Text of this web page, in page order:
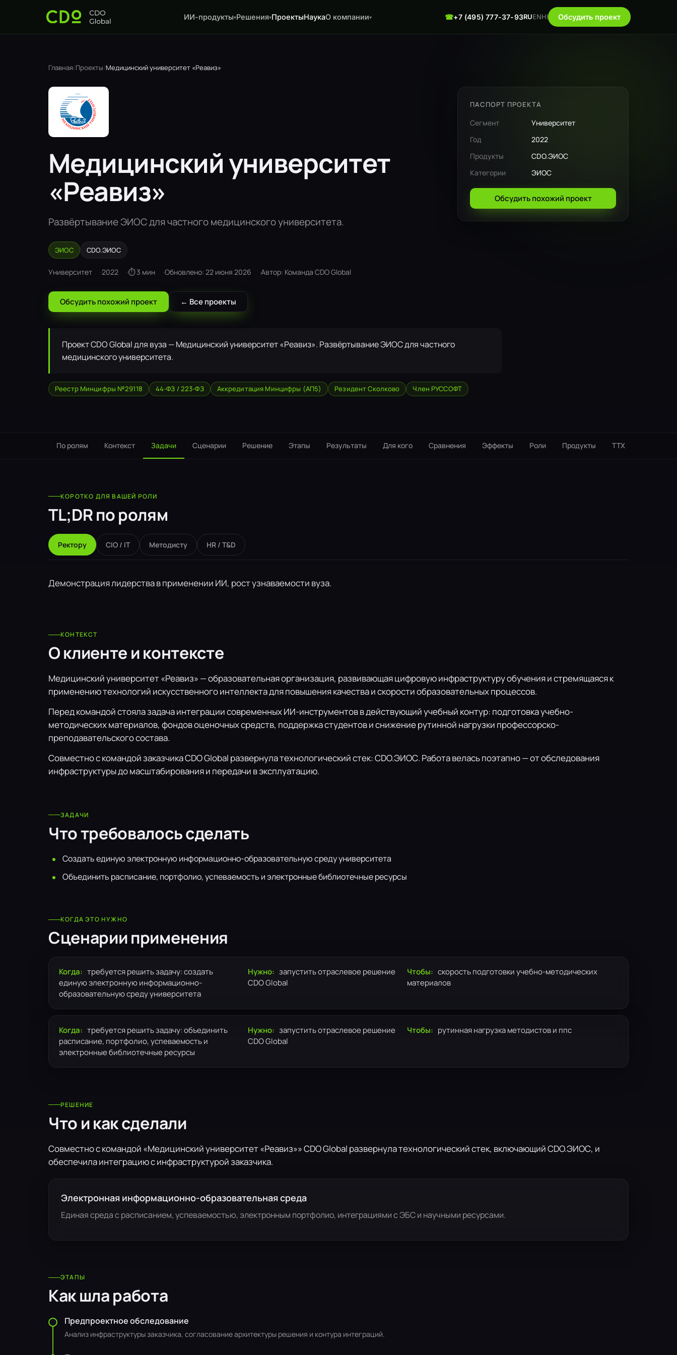
ИИ-продукты▾Решения▾ПроектыНаукаО компании▾ ☎+7 (495) 777-37-93RUENHI Обсудить проект
Главная/Проекты/Медицинский университет «Реавиз»
Медицинский университет
«Реавиз»
Развёртывание ЭИОС для частного медицинского университета.
ЭИОС CDO.ЭИОС
Университет 2022 ⏱ 3 мин Обновлено: 22 июня 2026 Автор: Команда CDO Global
Обсудить похожий проект ← Все проекты
ПАСПОРТ ПРОЕКТА
Сегмент
Университет
Год
2022
Продукты
CDO.ЭИОС
Категории
ЭИОС
Обсудить похожий проект
Проект CDO Global для вуза — Медицинский университет «Реавиз». Развёртывание ЭИОС для частного
медицинского университета.
Реестр Минцифры №29118 44-ФЗ / 223-ФЗ Аккредитация Минцифры (АП5) Резидент Сколково Член РУССОФТ
По ролям Контекст Задачи Сценарии Решение Этапы Результаты Для кого Сравнения Эффекты Роли Продукты ТТX
КОРОТКО ДЛЯ ВАШЕЙ РОЛИ
TL;DR по ролям
Ректору CIO / IT Методисту HR / T&D
Демонстрация лидерства в применении ИИ, рост узнаваемости вуза.
КОНТЕКСТ
О клиенте и контексте
Медицинский университет «Реавиз» — образовательная организация, развивающая цифровую инфраструктуру обучения и стремящаяся к
применению технологий искусственного интеллекта для повышения качества и скорости образовательных процессов.
Перед командой стояла задача интеграции современных ИИ-инструментов в действующий учебный контур: подготовка учебно-
методических материалов, фондов оценочных средств, поддержка студентов и снижение рутинной нагрузки профессорско-
преподавательского состава.
Совместно с командой заказчика CDO Global развернула технологический стек: CDO.ЭИОС. Работа велась поэтапно — от обследования
инфраструктуры до масштабирования и передачи в эксплуатацию.
ЗАДАЧИ
Что требовалось сделать
Создать единую электронную информационно-образовательную среду университета
Объединить расписание, портфолио, успеваемость и электронные библиотечные ресурсы
КОГДА ЭТО НУЖНО
Сценарии применения
Когда: требуется решить задачу: создать
единую электронную информационно-
образовательную среду университета
Нужно: запустить отраслевое решение
CDO Global
Чтобы: скорость подготовки учебно-методических
материалов
Когда: требуется решить задачу: объединить
расписание, портфолио, успеваемость и
электронные библиотечные ресурсы
Нужно: запустить отраслевое решение
CDO Global
Чтобы: рутинная нагрузка методистов и ппс
РЕШЕНИЕ
Что и как сделали
Совместно с командой «Медицинский университет «Реавиз»» CDO Global развернула технологический стек, включающий CDO.ЭИОС, и
обеспечила интеграцию с инфраструктурой заказчика.
Электронная информационно-образовательная среда
Единая среда с расписанием, успеваемостью, электронным портфолио, интеграциями с ЭБС и научными ресурсами.
ЭТАПЫ
Как шла работа
Предпроектное обследование
Анализ инфраструктуры заказчика, согласование архитектуры решения и контура интеграций.